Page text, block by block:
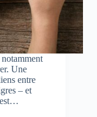
Une
entre
– et
est…